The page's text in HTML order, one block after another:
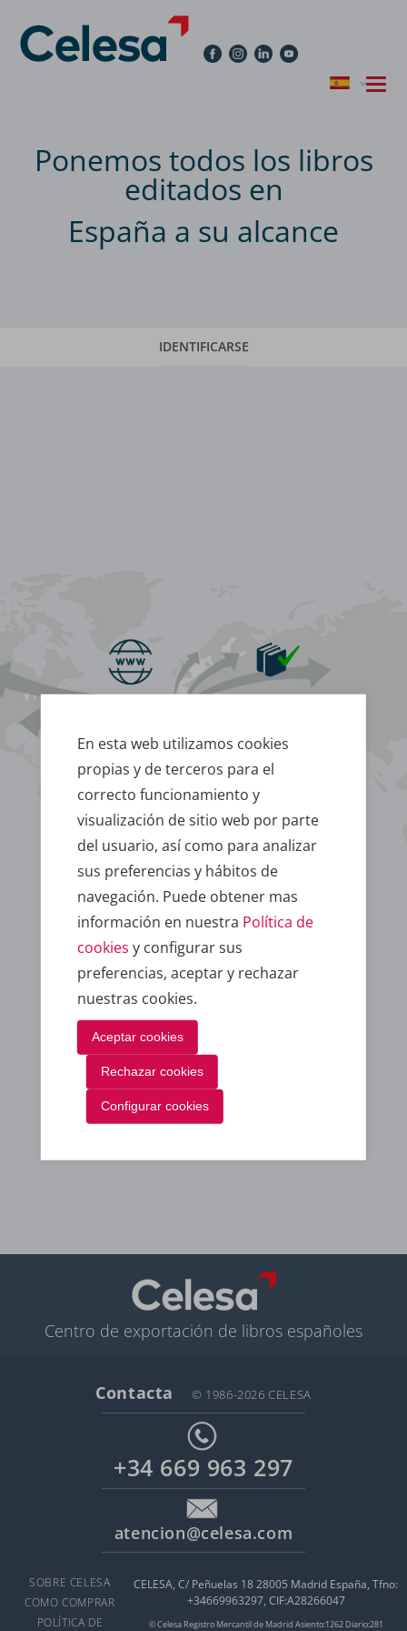
En esta web utilizamos cookies
propias y de terceros para el
correcto funcionamiento y
visualización de sitio web por parte
del usuario, así como para analizar
sus preferencias y hábitos de
navegación. Puede obtener mas
información en nuestra Política de
cookies y configurar sus
preferencias, aceptar y rechazar
nuestras cookies.
Aceptar cookies
Rechazar cookies
Configurar cookies
Ponemos todos los libros
editados en
España a su alcance
IDENTIFICARSE
Confirmación
del pedido
Herramientas
de gestión
Dpto. Atención al cliente
Centro de exportación de libros españoles
Contacta © 1986-2026 CELESA
+34 669 963 297
atencion@celesa.com
SOBRE CELESA
COMO COMPRAR
POLÍTICA DE
CELESA, C/ Peñuelas 18 28005 Madrid España, Tfno:
+34669963297, CIF:A28266047
© Celesa Registro Mercantil de Madrid Asiento:1262 Diario:281